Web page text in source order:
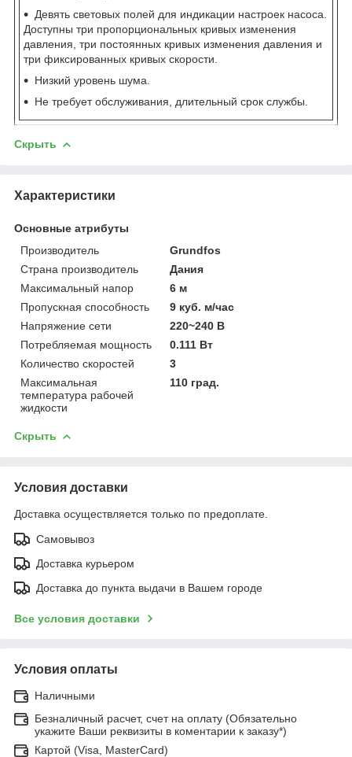
Девять световых полей для индикации настроек насоса.
Доступны три пропорциональных кривых изменения
давления, три постоянных кривых изменения давления и
три фиксированных кривых скорости.
Низкий уровень шума.
Не требует обслуживания, длительный срок службы.
Скрыть
Характеристики
Основные атрибуты
Производитель
Grundfos
Страна производитель
Дания
Максимальный напор
6 м
Пропускная способность
9 куб. м/час
Напряжение сети
220~240 В
Потребляемая мощность
0.111 Вт
Количество скоростей
3
Максимальная
температура рабочей
жидкости
110 град.
Скрыть
Условия доставки
Доставка осуществляется только по предоплате.
Самовывоз
Доставка курьером
Доставка до пункта выдачи в Вашем городе
Все условия доставки
Условия оплаты
Наличными
Безналичный расчет, счет на оплату (Обязательно
укажите Ваши реквизиты в коментарии к заказу*)
Картой (Visa, MasterCard)